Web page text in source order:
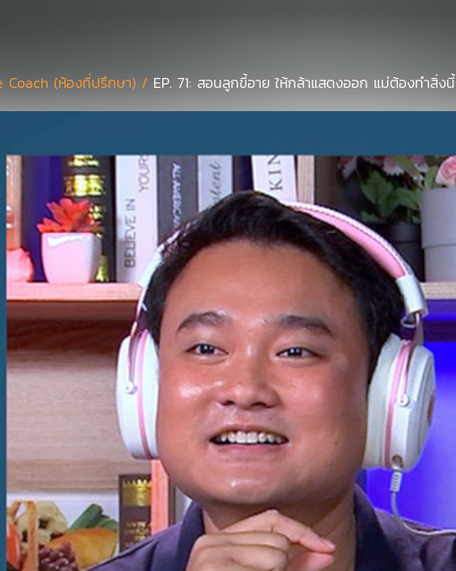
Coach (ห้องที่ปรึกษา) / EP. 71: สอนลูกขี้อาย ให้กล้าแสดงออก แม่ต้องทำสิ่งนี้